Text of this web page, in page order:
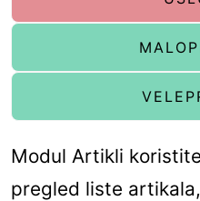
Modul Artikli
pregled liste